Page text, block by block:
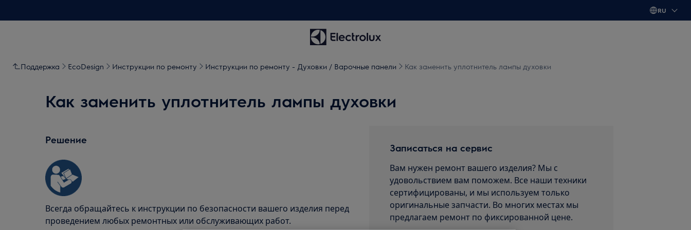
RU
Поддержка EcoDesign Инструкции по ремонту Инструкции по ремонту - Духовки / Варочные панели Как заменить уплотнитель лампы духовки
Как заменить уплотнитель лампы духовки
Решение
Всегда обращайтесь к инструкции по безопасности вашего изделия перед
проведением любых ремонтных или обслуживающих работ.
Записаться на сервис
Вам нужен ремонт вашего изделия? Мы с
удовольствием вам поможем. Все наши техники
сертифицированы, и мы используем только
оригинальные запчасти. Во многих местах мы
предлагаем ремонт по фиксированной цене.